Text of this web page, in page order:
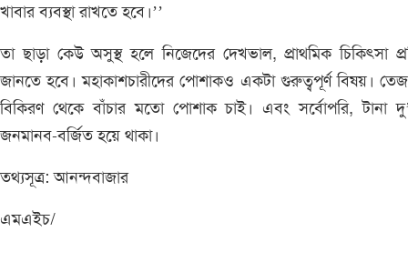
খাবার ব্যবস্থা রাখতে হবে।’’
তা ছাড়া কেউ অসুস্থ হলে নিজেদের দেখভাল, প্রাথমিক চিকিৎসা
জানতে হবে। মহাকাশচারীদের পোশাকও একটা গুরুত্বপূর্ণ বিষয়।
বিকিরণ থেকে বাঁচার মতো পোশাক চাই। এবং সর্বোপরি, টানা
জনমানব-বর্জিত হয়ে থাকা।
তথ্যসূত্র: আনন্দবাজার
এমএইচ/